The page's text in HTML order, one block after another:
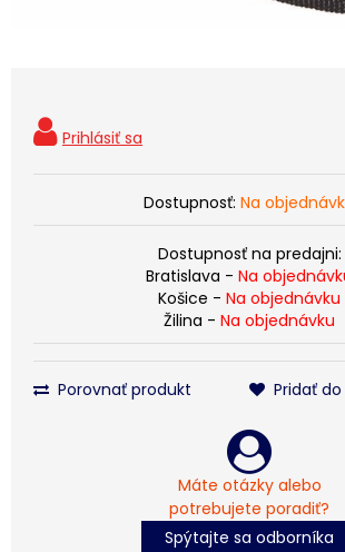
Dostupnosť: Na
Dostupnosť na predajni:
Bratislava - Na
Košice - Na objednávku
Žilina - Na objednávku
Porovnať produkt Pridať
Máte otázky alebo
potrebujete poradiť?
Spýtajte sa odborníka